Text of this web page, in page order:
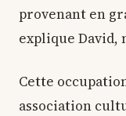
provenant en
explique David,
Cette
association